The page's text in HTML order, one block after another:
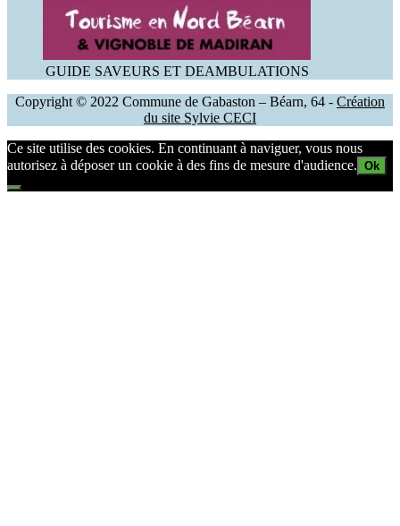
GUIDE SAVEURS ET DEAMBULATIONS
Copyright © 2022 Commune de Gabaston – Béarn, 64 - Création
du site Sylvie CECI
Ce site utilise des cookies. En continuant à naviguer, vous nous
autorisez à déposer un cookie à des fins de mesure d'audience. Ok